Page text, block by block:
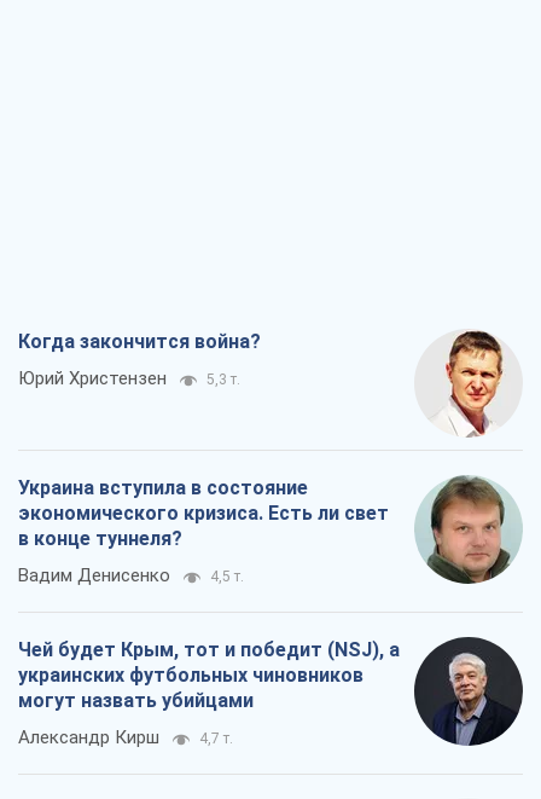
Когда закончится война?
Юрий Христензен 5,3 т.
Украина вступила в состояние
экономического кризиса. Есть ли свет
в конце туннеля?
Вадим Денисенко 4,5 т.
Чей будет Крым, тот и победит (NSJ), а
украинских футбольных чиновников
могут назвать убийцами
Александр Кирш 4,7 т.